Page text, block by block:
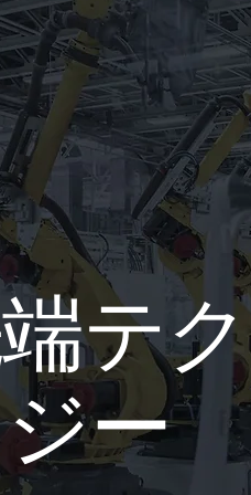
テク
ー